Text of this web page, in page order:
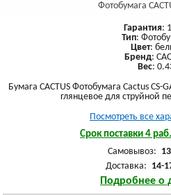
Фотобумага
Гарантия:
Тип:
Цвет:
Бренд:
Вес:
Бумага CACTUS Фотобумага Cactus
глянцевое для струйной
Посмотреть все
Срок поставки 4
Самовывоз:
Доставка: 14-
Подробнее о